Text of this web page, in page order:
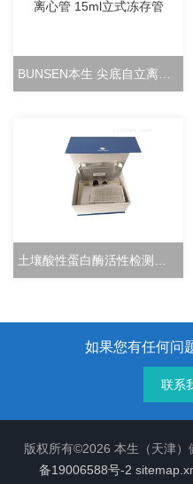
如果您有任何问
联系
版权所有©2026 本生（天津）
备19006588号-2